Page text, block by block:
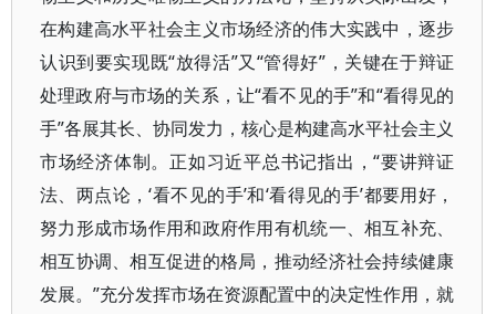
在构建高水平社会主义市场经济的伟大实践中，逐步
认识到要实现既“放得活”又“管得好”，关键在于辩证
处理政府与市场的关系，让“看不见的手”和“看得见的
手”各展其长、协同发力，核心是构建高水平社会主义
市场经济体制。正如习近平总书记指出，“要讲辩证
法、两点论，‘看不见的手’和‘看得见的手’都要用好，
努力形成市场作用和政府作用有机统一、相互补充、
相互协调、相互促进的格局，推动经济社会持续健康
发展。”充分发挥市场在资源配置中的决定性作用，就